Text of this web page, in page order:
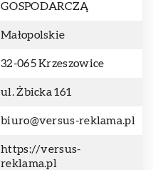
GOSPODARCZĄ
Małopolskie
32-065 Krzeszowice
ul. Żbicka 161
biuro@versus-reklama.pl
https://versus-
reklama.pl